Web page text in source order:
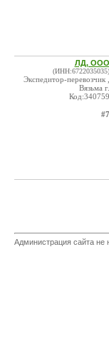
ЛД, ООО
(ИНН:6722035035)
Экспедитор-перевозчик ,
Вязьма г.
Код:340759
#7
Администрация сайта